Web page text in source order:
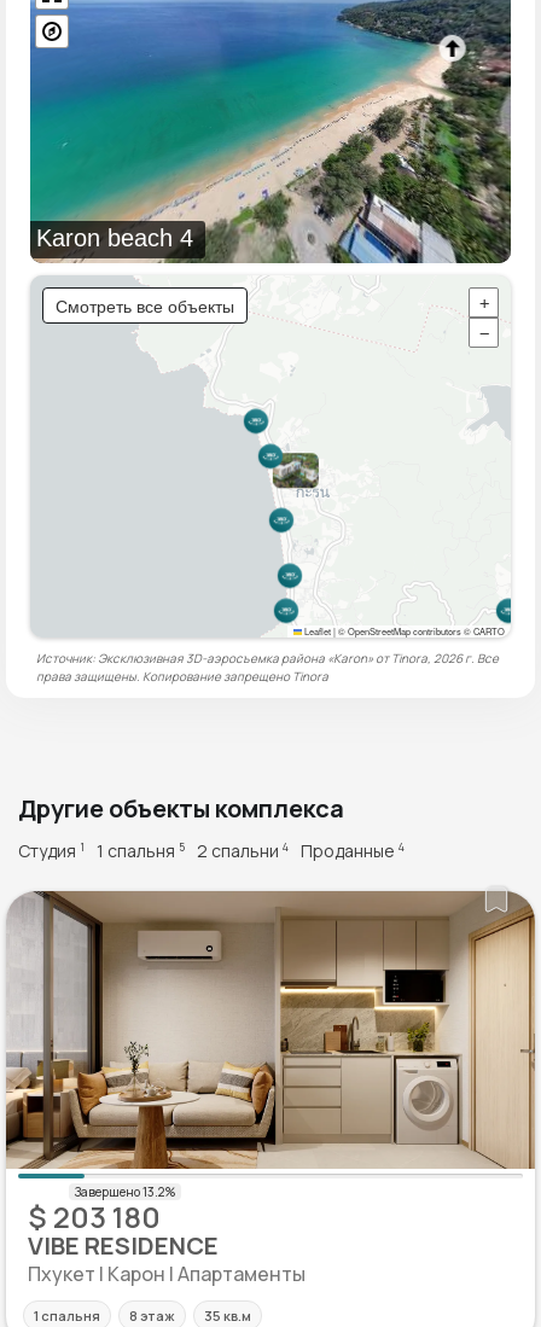
Karon beach 4
Смотреть все объекты
+
−
Leaflet|© OpenStreetMap contributors © CARTO
Источник: Эксклюзивная 3D-аэросъемка района «Karon» от Tinora, 2026 г. Все
права защищены. Копирование запрещено Tinora
Другие объекты комплекса
Студия 1 1 спальня 5 2 спальни 4 Проданные 4
$ 203 180
VIBE RESIDENCE
Пхукет | Карон | Апартаменты
1 спальня 8 этаж 35 кв.м